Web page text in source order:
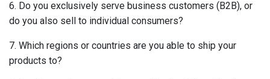
6. Do you exclusively serve business customers (B2B), or
do you also sell to individual consumers?
7. Which regions or countries are you able to ship your
products to?